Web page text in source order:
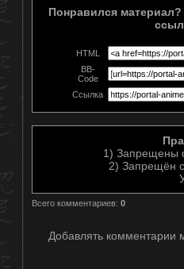
Понравился
HTML
BB-
Code
Ссылка
1) Запрещены
2) Запрещён
Всего комментариев: 0
Добавлять комментарии